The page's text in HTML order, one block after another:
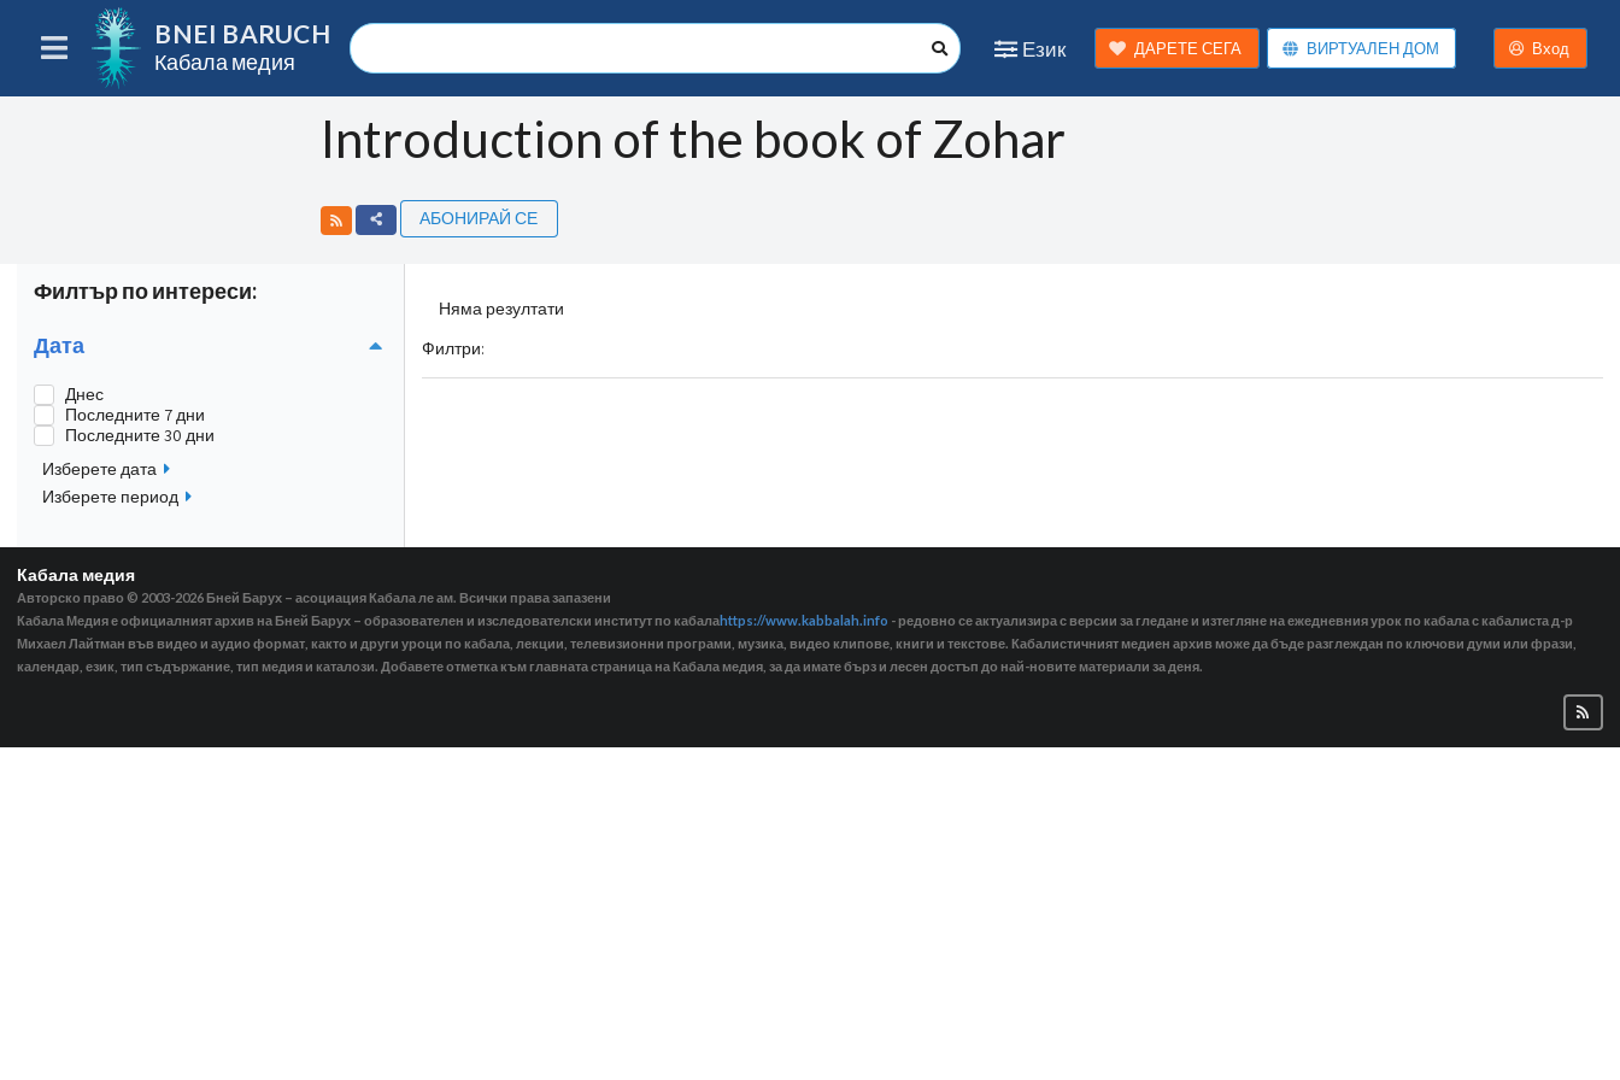
BNEI BARUCH
Кабала медия
Език ДАРЕТЕ СЕГА ВИРТУАЛЕН ДОМ Вход
Introduction of the book of Zohar
АБОНИРАЙ СЕ
Филтър по интереси:
Дата
Днес
Последните 7 дни
Последните 30 дни
Изберете дата
Изберете период
Няма резултати
Филтри:
Кабала медия
Авторско право © 2003-2026 Бней Барух – асоциация Кабала ле ам. Всички права запазени
Кабала Медия е официалният архив на Бней Барух – образователен и изследователски институт по кабалаhttps://www.kabbalah.info - редовно се актуализира с версии за гледане и изтегляне на ежедневния урок по кабала с кабалиста д-р
Михаел Лайтман във видео и аудио формат, както и други уроци по кабала, лекции, телевизионни програми, музика, видео клипове, книги и текстове. Кабалистичният медиен архив може да бъде разглеждан по ключови думи или фрази,
календар, език, тип съдържание, тип медия и каталози. Добавете отметка към главната страница на Кабала медия, за да имате бърз и лесен достъп до най-новите материали за деня.